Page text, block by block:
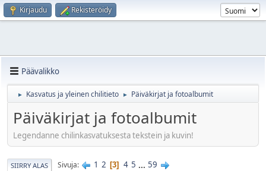
Kirjaudu Rekisteröidy
Päävalikko
► Kasvatus ja yleinen chilitieto ► Päiväkirjat ja fotoalbumit
Päiväkirjat ja fotoalbumit
Legendanne chilinkasvatuksesta tekstein ja kuvin!
SIIRRY ALAS Sivuja 1 2 3 4 5 ... 59